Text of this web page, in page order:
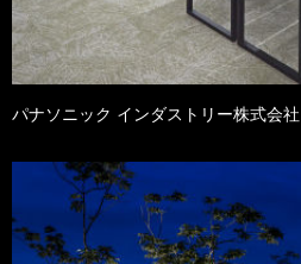
パナソニック インダストリー株式会